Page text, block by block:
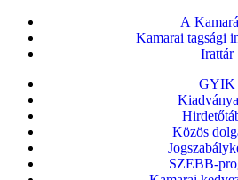
A
Kamarai tagsági
Irattár
GYIK
Közös
SZEBB-